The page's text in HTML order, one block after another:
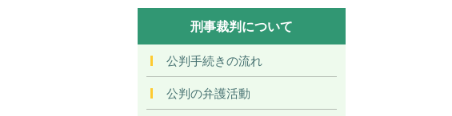
刑事裁判について
公判手続きの流れ
公判の弁護活動